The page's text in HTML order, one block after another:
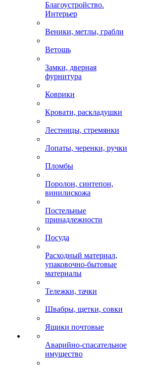
Благоустройство.
Интерьер
Веники, метлы, грабли
Ветошь
Замки, дверная
фурнитура
Коврики
Кровати, раскладушки
Лестницы, стремянки
Лопаты, черенки, ручки
Пломбы
Поролон, синтепон,
винилискожа
Постельные
принадлежности
Посуда
Расходный материал,
упаковочно-бытовые
материалы
Тележки, тачки
Швабры, щетки, совки
Ящики почтовые
Аварийно-спасательное
имущество